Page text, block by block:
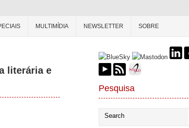
MULTIMÍDIA NEWSLETTER SOBRE
literária e
Pesquisa